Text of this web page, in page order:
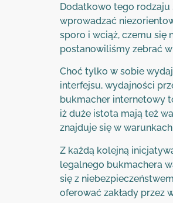
Dodatkowo tego rodzaju
wprowadzać
sporo i wciąż, czemu się
postanowiliśmy zebrać
Choć tylko w sobie
interfejsu, wydajności
bukmacher internetowy
iż duże istota mają też
znajduje się w
Z każdą kolejną
legalnego bukmachera
się z
oferować zakłady przez